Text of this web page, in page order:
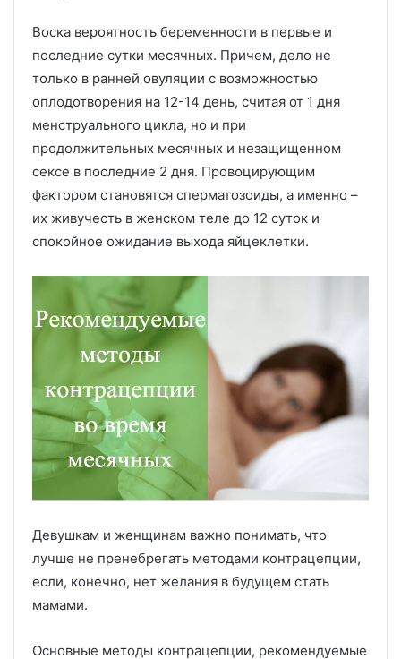
Воска вероятность беременности в первые и
последние сутки месячных. Причем, дело не
только в ранней овуляции с возможностью
оплодотворения на 12-14 день, считая от 1 дня
менструального цикла, но и при
продолжительных месячных и незащищенном
сексе в последние 2 дня. Провоцирующим
фактором становятся сперматозоиды, а именно –
их живучесть в женском теле до 12 суток и
спокойное ожидание выхода яйцеклетки.
Девушкам и женщинам важно понимать, что
лучше не пренебрегать методами контрацепции,
если, конечно, нет желания в будущем стать
мамами.
Основные методы контрацепции, рекомендуемые